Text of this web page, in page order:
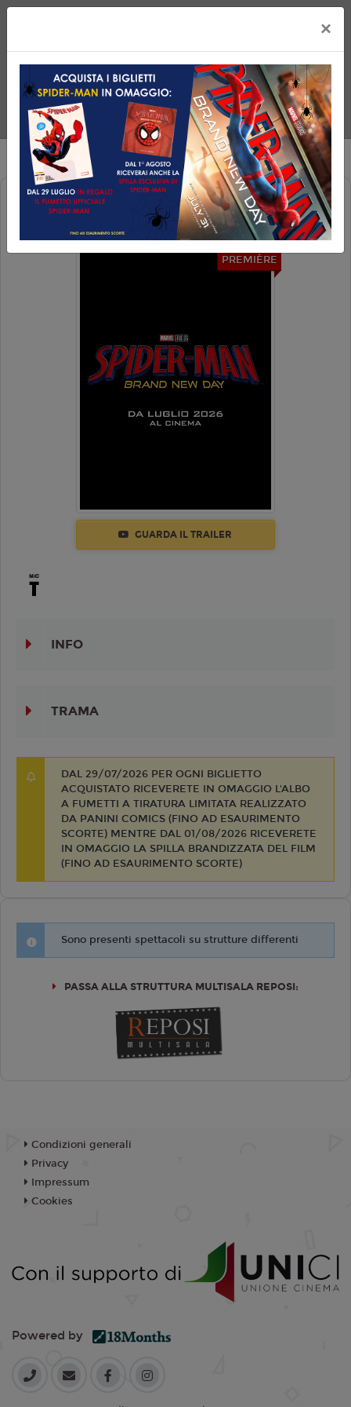
SPIDER-MAN: BRAND NEW DAY
PREMIÈRE
GUARDA IL TRAILER
INFO
TRAMA
DAL 29/07/2026 PER OGNI BIGLIETTO
ACQUISTATO RICEVERETE IN OMAGGIO L'ALBO
A FUMETTI A TIRATURA LIMITATA REALIZZATO
DA PANINI COMICS (FINO AD ESAURIMENTO
SCORTE) MENTRE DAL 01/08/2026 RICEVERETE
IN OMAGGIO LA SPILLA BRANDIZZATA DEL FILM
(FINO AD ESAURIMENTO SCORTE)
Sono presenti spettacoli su strutture differenti
PASSA ALLA STRUTTURA MULTISALA REPOSI:
×
Condizioni generali
Privacy
Impressum
Cookies
Powered by